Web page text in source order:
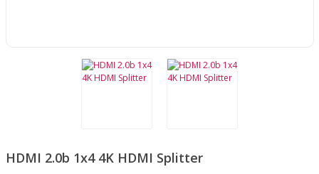
HDMI 2.0b 1x4 4K HDMI Splitter